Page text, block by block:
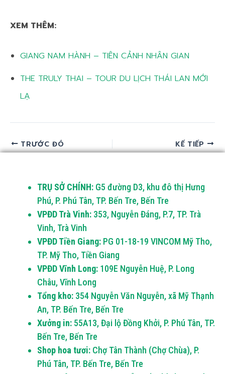
XEM THÊM:
GIANG NAM HÀNH – TIÊN CẢNH NHÂN GIAN
THE TRULY THAI – TOUR DU LỊCH THÁI LAN MỚI
LẠ
TRƯỚC ĐÓ KẾ TIẾP
TRỤ SỞ CHÍNH: G5 đường D3, khu đô thị Hưng
Phú, P. Phú Tân, TP. Bến Tre, Bến Tre
VPĐD Trà Vinh: 353, Nguyễn Đáng, P.7, TP. Trà
Vinh, Trà Vinh
VPĐD Tiền Giang: PG 01-18-19 VINCOM Mỹ Tho,
TP. Mỹ Tho, Tiền Giang
VPĐD Vĩnh Long: 109E Nguyễn Huệ, P. Long
Châu, Vĩnh Long
Tổng kho: 354 Nguyễn Văn Nguyễn, xã Mỹ Thạnh
An, TP. Bến Tre, Bến Tre
Xưởng in: 55A13, Đại lộ Đồng Khởi, P. Phú Tân, TP.
Bến Tre, Bến Tre
Shop hoa tươi: Chợ Tân Thành (Chợ Chùa), P.
Phú Tân, TP. Bến Tre, Bến Tre